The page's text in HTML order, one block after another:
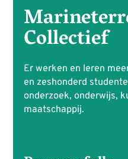
Collectief
Er werken en leren
en zeshonderd
onderzoek, onderwijs,
maatschappij.